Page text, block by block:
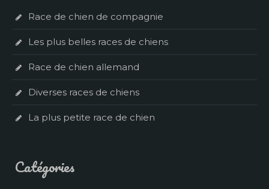
Race de chien de compagnie
Les plus belles races de chiens
Race de chien allemand
Diverses races de chiens
La plus petite race de chien
Catégories